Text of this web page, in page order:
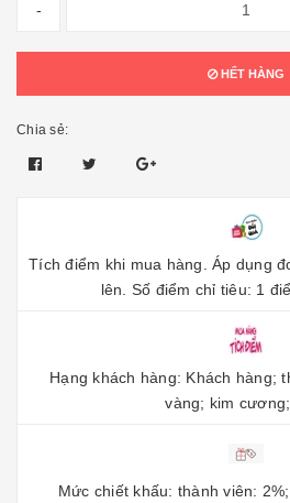
-
HẾT HÀNG
Chia sẻ:
Tích điểm khi mua hàng. Áp dụng
lên. Số điểm chỉ tiêu: 1
Hạng khách hàng: Khách hàng;
vàng; kim
Mức chiết khấu: thành viên: